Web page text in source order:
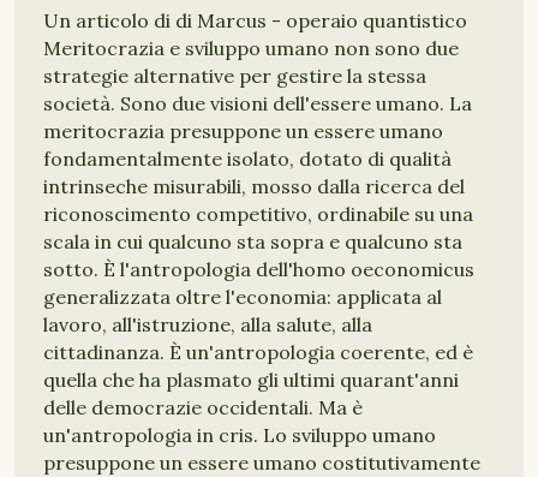
Un articolo di di Marcus - operaio quantistico
Meritocrazia e sviluppo umano non sono due
strategie alternative per gestire la stessa
società. Sono due visioni dell'essere umano. La
meritocrazia presuppone un essere umano
fondamentalmente isolato, dotato di qualità
intrinseche misurabili, mosso dalla ricerca del
riconoscimento competitivo, ordinabile su una
scala in cui qualcuno sta sopra e qualcuno sta
sotto. È l'antropologia dell'homo oeconomicus
generalizzata oltre l'economia: applicata al
lavoro, all'istruzione, alla salute, alla
cittadinanza. È un'antropologia coerente, ed è
quella che ha plasmato gli ultimi quarant'anni
delle democrazie occidentali. Ma è
un'antropologia in cris. Lo sviluppo umano
presuppone un essere umano costitutivamente